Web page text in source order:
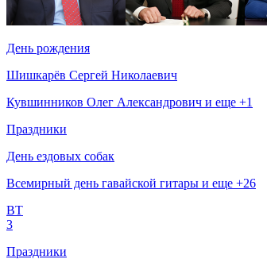
День рождения
Шишкарёв Сергей Николаевич
Кувшинников Олег Александрович и еще +1
Праздники
День ездовых собак
Всемирный день гавайской гитары и еще +26
ВТ
3
Праздники